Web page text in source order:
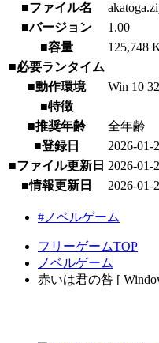
■ファイル名
■バージョン
1.00
■容量
125,748
■必要ランタイム
■動作環境
Win 10
■特徴
■推奨年齢
全年齢
■登録日
2026-01-
■ファイル更新日 2026-01-
■情報更新日
2026-01-
#ノベルゲーム
フリーゲームTOP
ノベルゲーム
赤いは君の咎 [